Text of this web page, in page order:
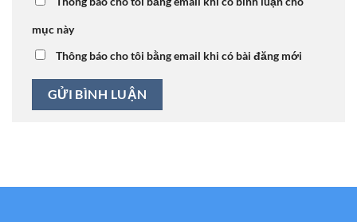
mục này
Thông báo cho tôi bằng email khi có bài đăng mới